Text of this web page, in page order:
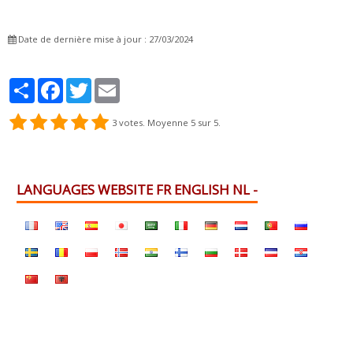
Date de dernière mise à jour : 27/03/2024
PartagerFacebook
Twitter
3 votes. Moyenne 5 sur 5.
LANGUAGES WEBSITE FR ENGLISH NL -